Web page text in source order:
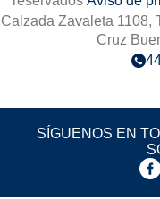
Calzada Zavaleta 1108,
Cruz
SÍGUENOS EN